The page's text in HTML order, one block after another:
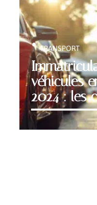
véhicules
2024 : les
TRANSPORT